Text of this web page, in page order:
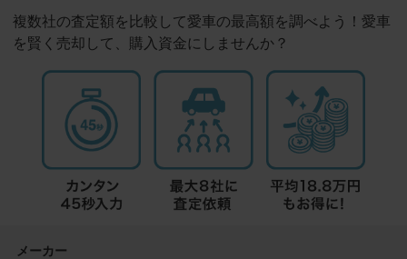
複数社の査定額を比較して愛車の最高額を調べよう！愛車
を賢く売却して、購入資金にしませんか？
メーカー